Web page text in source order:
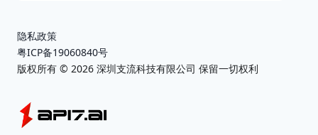
隐私政策
粤ICP备19060840号
版权所有 © 2026 深圳支流科技有限公司 保留一切权利